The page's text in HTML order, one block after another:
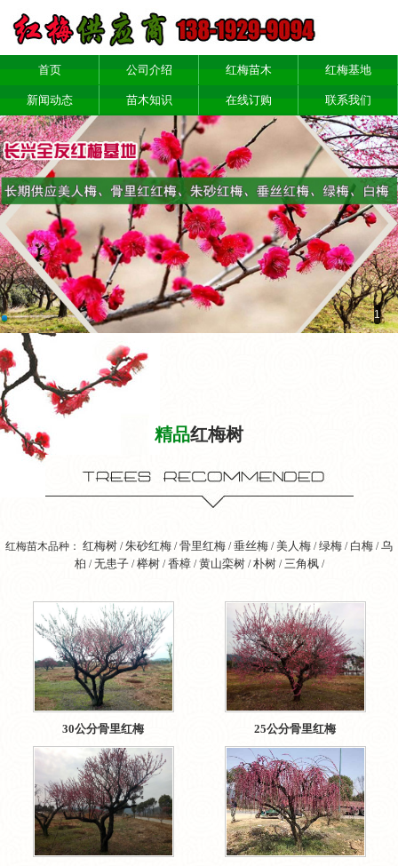
首页 公司介绍 红梅苗木 红梅基地
新闻动态 苗木知识 在线订购 联系我们
1
精品红梅树
红梅苗木品种： 红梅树 /朱砂红梅 /骨里红梅 /垂丝梅 /美人梅 /绿梅 / 白梅 /乌
桕 /无患子/榉树/香樟/黄山栾树/朴树/三角枫/
30公分骨里红梅 25公分骨里红梅